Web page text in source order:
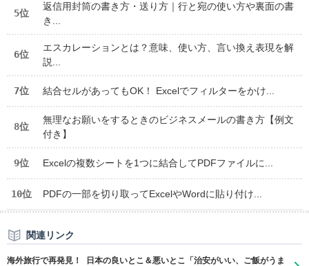
5位
返信用封筒の書き方・送り方｜行と宛の使い方や裏面の書
き...
6位
エスカレーションとは？意味、使い方、言い換え表現を解
説...
7位 結合セルがあってもOK！ Excelでフィルターをかけ...
8位
無理なお願いをするときのビジネスメールの書き方【例文
付き】
9位 Excelの複数シートを1つに結合してPDFファイルに...
10位 PDFの一部を切り取ってExcelやWordに貼り付け...
関連リンク
海外旅行で再発見！ 日本の良いとこ＆悪いとこ「治安がいい、ご飯がうま